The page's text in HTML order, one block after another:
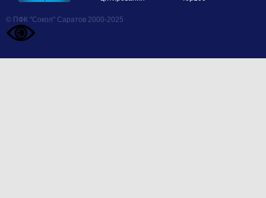
© ПФК "Сокол" Саратов 2000-2025